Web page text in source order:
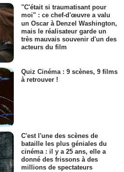
"C'était si traumatisant pour
moi" : ce chef-d'œuvre a valu
un Oscar à Denzel Washington,
mais le réalisateur garde un
très mauvais souvenir d'un des
acteurs du film
Quiz Cinéma : 9 scènes, 9 films
à retrouver !
C'est l'une des scènes de
bataille les plus géniales du
cinéma : il y a 25 ans, elle a
donné des frissons à des
millions de spectateurs